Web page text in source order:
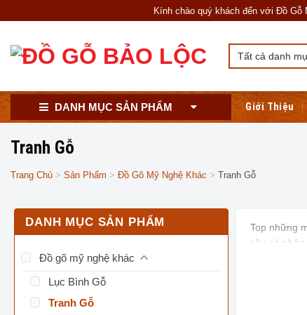
content
Kính chào quý khách đến với Đồ Gỗ Mỹ
DANH MỤC SẢN PHẨM Giới Thiệu
Tranh Gỗ
Trang Chủ > Sản Phẩm > Đồ Gõ Mỹ Nghệ Khác > Tranh Gỗ
DANH MỤC SẢN PHẨM
Đồ gõ mỹ nghệ khác
Lục Bình Gỗ
Tranh Gỗ
Top những
cầu cá nhân.